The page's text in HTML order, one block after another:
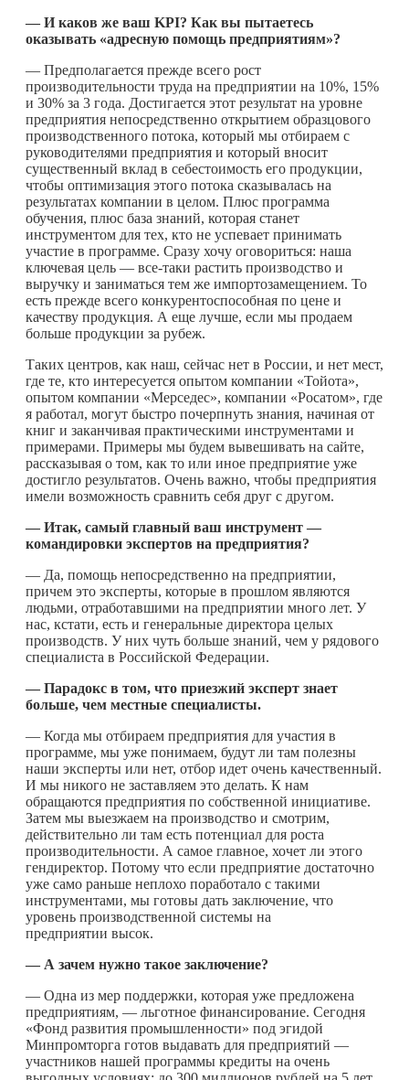
— И каков же ваш KPI? Как вы пытаетесь
оказывать «адресную помощь предприятиям»?
— Предполагается прежде всего рост
производительности труда на предприятии на 10%, 15%
и 30% за 3 года. Достигается этот результат на уровне
предприятия непосредственно открытием образцового
производственного потока, который мы отбираем с
руководителями предприятия и который вносит
существенный вклад в себестоимость его продукции,
чтобы оптимизация этого потока сказывалась на
результатах компании в целом. Плюс программа
обучения, плюс база знаний, которая станет
инструментом для тех, кто не успевает принимать
участие в программе. Сразу хочу оговориться: наша
ключевая цель — все-таки растить производство и
выручку и заниматься тем же импортозамещением. То
есть прежде всего конкурентоспособная по цене и
качеству продукция. А еще лучше, если мы продаем
больше продукции за рубеж.
Таких центров, как наш, сейчас нет в России, и нет мест,
где те, кто интересуется опытом компании «Тойота»,
опытом компании «Мерседес», компании «Росатом», где
я работал, могут быстро почерпнуть знания, начиная от
книг и заканчивая практическими инструментами и
примерами. Примеры мы будем вывешивать на сайте,
рассказывая о том, как то или иное предприятие уже
достигло результатов. Очень важно, чтобы предприятия
имели возможность сравнить себя друг с другом.
— Итак, самый главный ваш инструмент —
командировки экспертов на предприятия?
— Да, помощь непосредственно на предприятии,
причем это эксперты, которые в прошлом являются
людьми, отработавшими на предприятии много лет. У
нас, кстати, есть и генеральные директора целых
производств. У них чуть больше знаний, чем у рядового
специалиста в Российской Федерации.
— Парадокс в том, что приезжий эксперт знает
больше, чем местные специалисты.
— Когда мы отбираем предприятия для участия в
программе, мы уже понимаем, будут ли там полезны
наши эксперты или нет, отбор идет очень качественный.
И мы никого не заставляем это делать. К нам
обращаются предприятия по собственной инициативе.
Затем мы выезжаем на производство и смотрим,
действительно ли там есть потенциал для роста
производительности. А самое главное, хочет ли этого
гендиректор. Потому что если предприятие достаточно
уже само раньше неплохо поработало с такими
инструментами, мы готовы дать заключение, что
уровень производственной системы на
предприятии высок.
— А зачем нужно такое заключение?
— Одна из мер поддержки, которая уже предложена
предприятиям, — льготное финансирование. Сегодня
«Фонд развития промышленности» под эгидой
Минпромторга готов выдавать для предприятий —
участников нашей программы кредиты на очень